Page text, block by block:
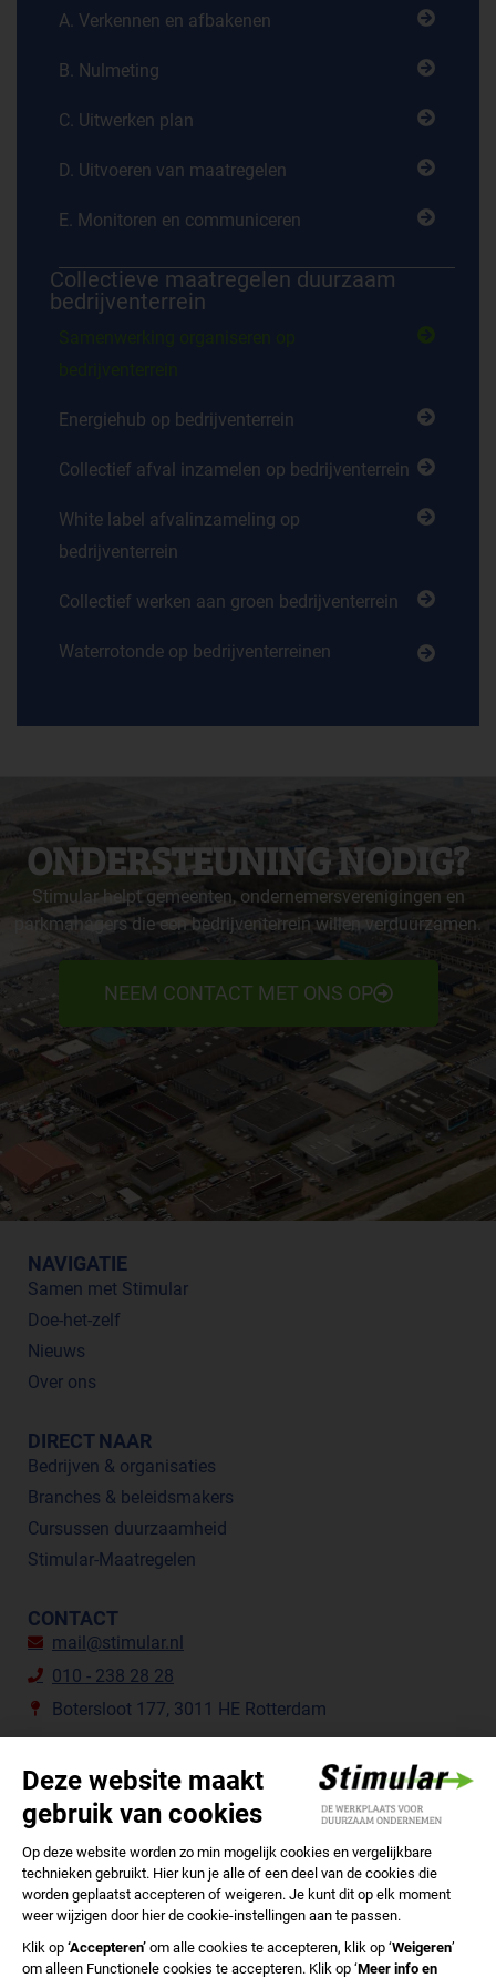
A. Verkennen en afbakenen
B. Nulmeting
C. Uitwerken plan
D. Uitvoeren van maatregelen
E. Monitoren en communiceren
Collectieve maatregelen duurzaam
bedrijventerrein
Energiehub op bedrijventerrein
Collectief afval inzamelen op bedrijventerrein
White label afvalinzameling op
bedrijventerrein
Collectief werken aan groen bedrijventerrein
Waterrotonde op bedrijventerreinen
ONDERSTEUNING NODIG?
Stimular helpt gemeenten, ondernemersverenigingen en
parkmanagers die een bedrijventerrein willen verduurzamen.
NEEM CONTACT MET ONS OP
NAVIGATIE
Samen met Stimular
Doe-het-zelf
Nieuws
Over ons
DIRECT NAAR
Bedrijven & organisaties
Branches & beleidsmakers
Cursussen duurzaamheid
Stimular-Maatregelen
CONTACT
mail@stimular.nl
010 - 238 28 28
Botersloot 177, 3011 HE Rotterdam
VOLG ONS
STIMULAR NIEUWSBRIEVEN
ABONNEER NU